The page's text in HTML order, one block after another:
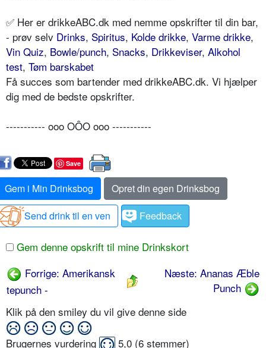
✅ Her er drikkeABC.dk med nemme opskrifter til din bar,
- prøv selv Drinks, Spiritus, Kolde drikke, Varme drikke,
Vin Quiz, Bowle/punch, Snacks, Drikkeviser, Alkohol
test, Tøm barskabet
Få succes som bartender med drikkeABC.dk. Vi hjælper
dig med de bedste opskrifter.
----------- ooo OÔO ooo -----------
Save
Gem i Min Drinksbog
Opret din egen Drinksbog
Send drink til en ven
Feedback
Gem denne opskrift til mine Drinkskort
Forrige: Amerikansk
tepunch -
Næste: Ananas Æble
Punch
Klik på den smiley du vil give denne side
Brugernes vurdering 5,0 (6 stemmer)